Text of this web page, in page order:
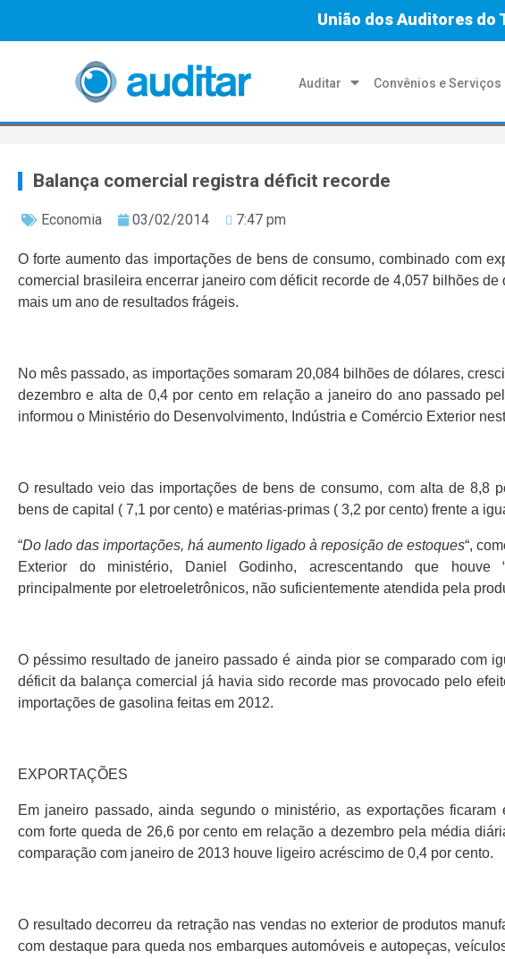
União dos Auditores do
Auditar Convênios e Serviços
Balança comercial registra déficit recorde
Economia 03/02/2014 7:47 pm
O forte aumento das importações de bens de consumo, combinado com
comercial brasileira encerrar janeiro com déficit recorde de 4,057 bilhões de
mais um ano de resultados frágeis.
No mês passado, as importações somaram 20,084 bilhões de dólares,
dezembro e alta de 0,4 por cento em relação a janeiro do ano passado
informou o Ministério do Desenvolvimento, Indústria e Comércio Exterior
O resultado veio das importações de bens de consumo, com alta de 8,8
bens de capital ( 7,1 por cento) e matérias-primas ( 3,2 por cento) frente a
“Do lado das importações, há aumento ligado à reposição de estoques“,
Exterior do ministério, Daniel Godinho, acrescentando que houve
principalmente por eletroeletrônicos, não suficientemente atendida pela
O péssimo resultado de janeiro passado é ainda pior se comparado com
déficit da balança comercial já havia sido recorde mas provocado pelo
importações de gasolina feitas em 2012.
EXPORTAÇÕES
Em janeiro passado, ainda segundo o ministério, as exportações
com forte queda de 26,6 por cento em relação a dezembro pela média
comparação com janeiro de 2013 houve ligeiro acréscimo de 0,4 por cento.
O resultado decorreu da retração nas vendas no exterior de produtos
com destaque para queda nos embarques automóveis e autopeças,